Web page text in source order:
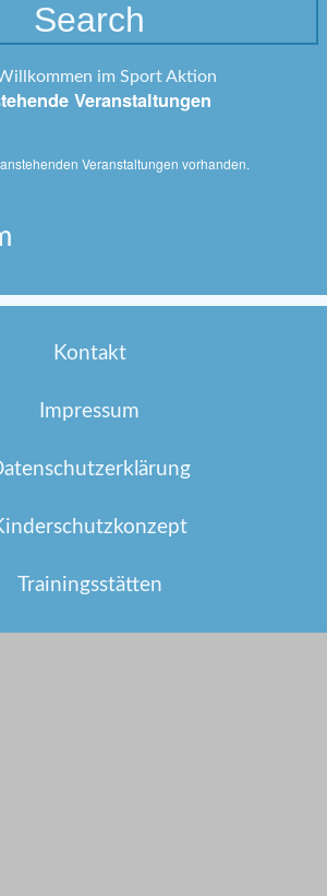
Veranstaltungen
Veranstaltungen vorhanden.
Kontakt
Impressum
Trainingsstätten